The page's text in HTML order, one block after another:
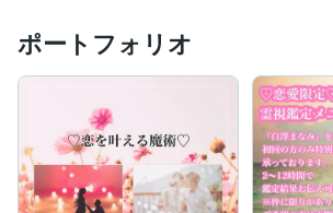
ポートフォリオ